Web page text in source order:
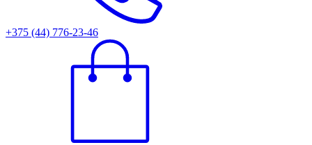
+375 (44) 776-23-46